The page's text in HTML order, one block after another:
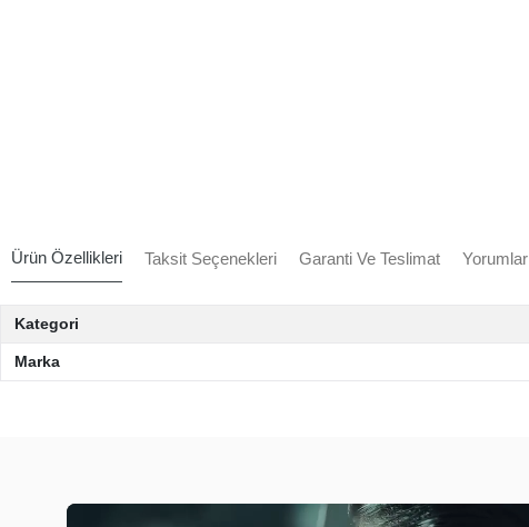
Ürün Özellikleri Taksit Seçenekleri Garanti Ve Teslimat Yorumlar
Kategori
Marka